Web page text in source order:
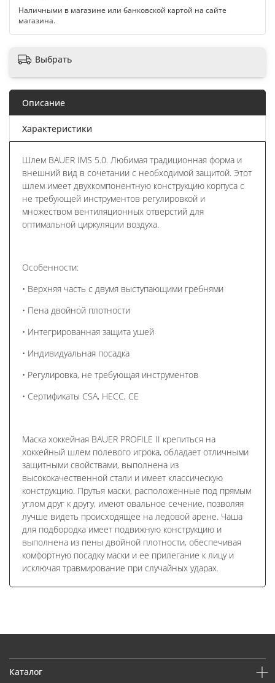
Наличными в магазине или банковской картой на сайте
магазина.
Выбрать
Описание
Характеристики
Шлем BAUER IMS 5.0. Любимая традиционная форма и
внешний вид в сочетании с необходимой защитой. Этот
шлем имеет двухкомпонентную конструкцию корпуса с
не требующей инструментов регулировкой и
множеством вентиляционных отверстий для
оптимальной циркуляции воздуха.
Особенности:
• Верхняя часть с двумя выступающими гребнями
• Пена двойной плотности
• Интегрированная защита ушей
• Индивидуальная посадка
• Регулировка, не требующая инструментов
• Сертификаты CSA, HECC, CE
Маска хоккейная BAUER PROFILE II крепиться на
хоккейный шлем полевого игрока, обладает отличными
защитными свойствами, выполнена из
высококачественной стали и имеет классическую
конструкцию. Прутья маски, расположенные под прямым
углом друг к другу, имеют овальное сечение, позволяя
лучше видеть происходящее на ледовой арене. Чаша
для подбородка имеет подвижную конструкцию и
выполнена из пены двойной плотности, обеспечивая
комфортную посадку маски и ее прилегание к лицу и
исключая травмирование при случайных ударах.
Каталог